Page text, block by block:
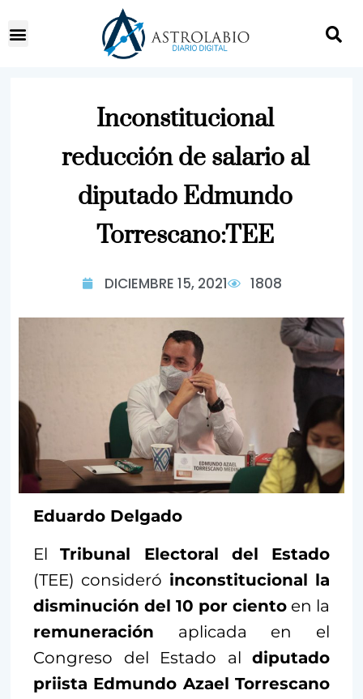
Inconstitucional
reducción de salario al
diputado Edmundo
Torrescano:TEE
DICIEMBRE 15, 2021 1808
Eduardo Delgado
ElTribunal Electoral del Estado
(TEE) consideró inconstitucional la
disminución del 10 por ciento en la
remuneración aplicada en el
Congreso del Estado al diputado
priista Edmundo Azael Torrescano